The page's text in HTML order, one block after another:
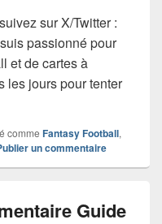
sur X/Twitter :
passionné pour
et de cartes à
les jours pour tenter
Kylian Mbappé vous
comme Fantasy Football,
un commentaire
Guide